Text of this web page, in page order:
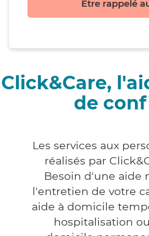
Être rappelé
Click&Care,
de
Les services aux
réalisés par
Besoin d'une aide
l'entretien de votre
aide à domicile
hospitalisation